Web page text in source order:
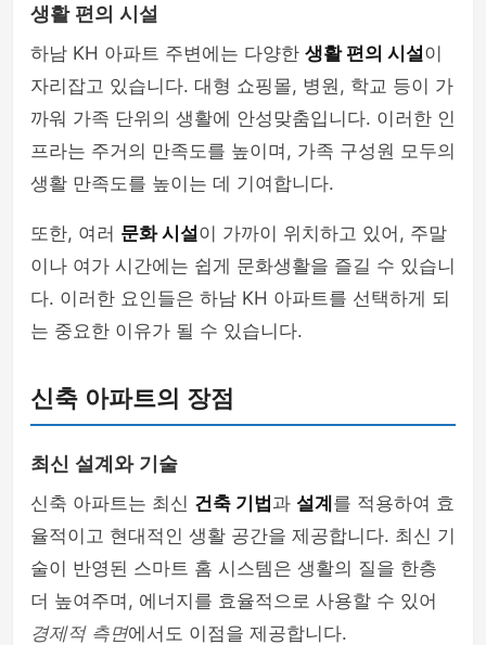
생활 편의 시설
하남 KH 아파트 주변에는 다양한 생활 편의 시설이
자리잡고 있습니다. 대형 쇼핑몰, 병원, 학교 등이 가
까워 가족 단위의 생활에 안성맞춤입니다. 이러한 인
프라는 주거의 만족도를 높이며, 가족 구성원 모두의
생활 만족도를 높이는 데 기여합니다.
또한, 여러 문화 시설이 가까이 위치하고 있어, 주말
이나 여가 시간에는 쉽게 문화생활을 즐길 수 있습니
다. 이러한 요인들은 하남 KH 아파트를 선택하게 되
는 중요한 이유가 될 수 있습니다.
신축 아파트의 장점
최신 설계와 기술
신축 아파트는 최신 건축 기법 과 설계 를 적용하여 효
율적이고 현대적인 생활 공간을 제공합니다. 최신 기
술이 반영된 스마트 홈 시스템은 생활의 질을 한층
더 높여주며, 에너지를 효율적으로 사용할 수 있어
경제적 측면에서도 이점을 제공합니다.